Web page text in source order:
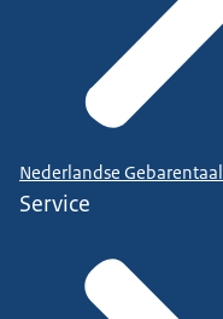
Nederlandse Gebarentaal
Service